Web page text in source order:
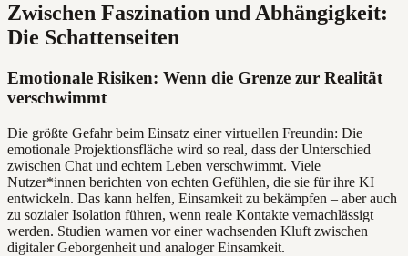
Zwischen Faszination und Abhängigkeit:
Die Schattenseiten
Emotionale Risiken: Wenn die Grenze zur Realität
verschwimmt
Die größte Gefahr beim Einsatz einer virtuellen Freundin: Die
emotionale Projektionsfläche wird so real, dass der Unterschied
zwischen Chat und echtem Leben verschwimmt. Viele
Nutzer*innen berichten von echten Gefühlen, die sie für ihre KI
entwickeln. Das kann helfen, Einsamkeit zu bekämpfen – aber auch
zu sozialer Isolation führen, wenn reale Kontakte vernachlässigt
werden. Studien warnen vor einer wachsenden Kluft zwischen
digitaler Geborgenheit und analoger Einsamkeit.